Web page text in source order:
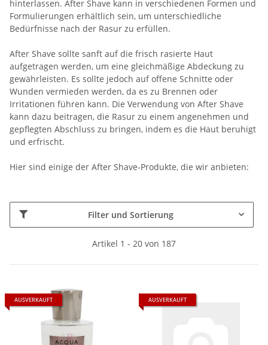
hinterlassen. After Shave kann in verschiedenen Formen und
Formulierungen erhältlich sein, um unterschiedliche
Bedürfnisse nach der Rasur zu erfüllen.
After Shave sollte sanft auf die frisch rasierte Haut
aufgetragen werden, um eine gleichmäßige Abdeckung zu
gewährleisten. Es sollte jedoch auf offene Schnitte oder
Wunden vermieden werden, da es zu Brennen oder
Irritationen führen kann. Die Verwendung von After Shave
kann dazu beitragen, die Rasur zu einem angenehmen und
gepflegten Abschluss zu bringen, indem es die Haut beruhigt
und erfrischt.
Hier sind einige der After Shave-Produkte, die wir anbieten:
Filter und Sortierung
Artikel 1 - 20 von 187
AUSVERKAUFT AUSVERKAUFT